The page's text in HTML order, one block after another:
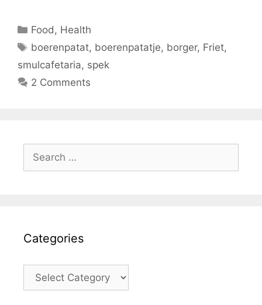
Categories
Food , Health
Tags
boerenpatat, boerenpatatje, borger, Friet,
smulcafetaria, spek
2 Comments
for:
Categories
Categories